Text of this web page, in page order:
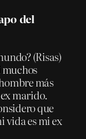
del
(Risas)
muchos
más
marido.
que
vida es mi ex